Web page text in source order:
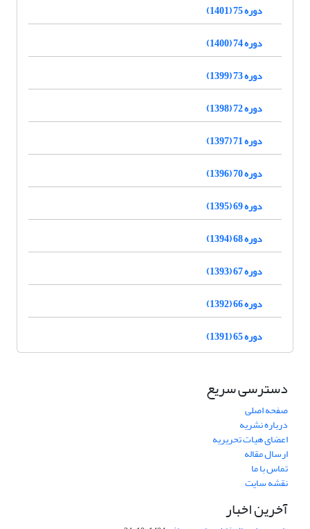
دوره 75 (1401)
دوره 74 (1400)
دوره 73 (1399)
دوره 72 (1398)
دوره 71 (1397)
دوره 70 (1396)
دوره 69 (1395)
دوره 68 (1394)
دوره 67 (1393)
دوره 66 (1392)
دوره 65 (1391)
دسترسی سریع
صفحه اصلی
درباره نشریه
اعضای هیات تحریریه
ارسال مقاله
تماس با ما
نقشه سایت
آخرین اخبار